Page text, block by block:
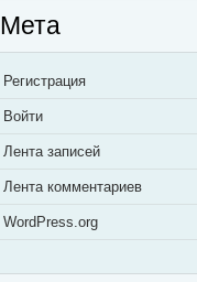
Мета
Регистрация
Войти
Лента записей
Лента комментариев
WordPress.org